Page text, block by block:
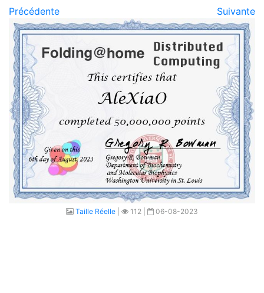
Précédente Suivante
Taille Réelle 112 | 06-08-2023